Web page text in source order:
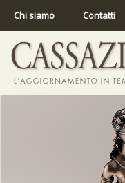
Chi siamo Contatti